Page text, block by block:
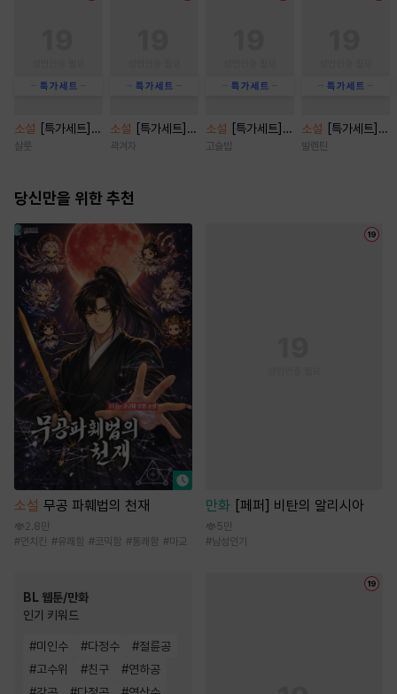
소설
[특가세트]
제한지구 [단행본]
살룻
소설
[특가세트]
브로큰 로망스 클
곽겨자
소설
[특가세트]
결혼의 시간 [단행
고슬밥
소설
[특가세트]
넣어두세요, 그까
발렌틴
당신만을 위한 추천
소설 무공 파훼법의 천재
2.8만
#먼치킨 #유쾌함 #코믹함 #통쾌함 #마교
BL 웹툰/만화
인기 키워드
#미인수 #다정수 #절륜공
#고수위 #친구 #연하공
만화 [페퍼] 비탄의 알리시아
5만
#남성인기